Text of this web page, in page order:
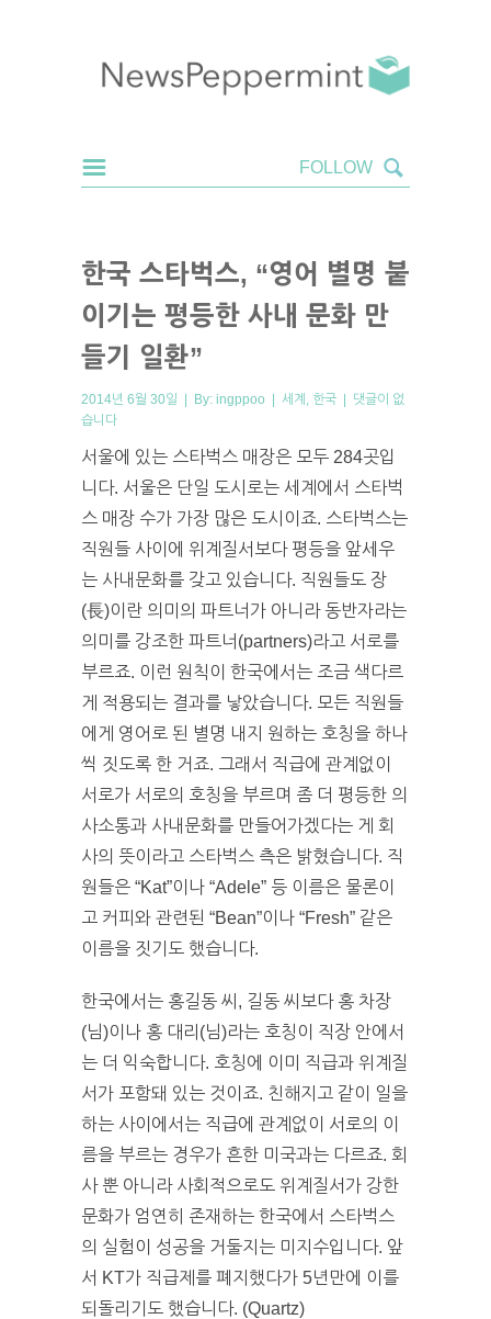
한국 스타벅스, “영어 별명 붙
이기는 평등한 사내 문화 만
들기 일환”
2014년 6월 30일 | By: ingppoo | 세계 한국 | 댓글이 없
습니다
서울에 있는 스타벅스 매장은 모두 284곳입
니다. 서울은 단일 도시로는 세계에서 스타벅
스 매장 수가 가장 많은 도시이죠. 스타벅스는
직원들 사이에 위계질서보다 평등을 앞세우
는 사내문화를 갖고 있습니다. 직원들도 장
(長)이란 의미의 파트너가 아니라 동반자라는
의미를 강조한 파트너(partners)라고 서로를
부르죠. 이런 원칙이 한국에서는 조금 색다르
게 적용되는 결과를 낳았습니다. 모든 직원들
에게 영어로 된 별명 내지 원하는 호칭을 하나
씩 짓도록 한 거죠. 그래서 직급에 관계없이
서로가 서로의 호칭을 부르며 좀 더 평등한 의
사소통과 사내문화를 만들어가겠다는 게 회
사의 뜻이라고 스타벅스 측은 밝혔습니다. 직
원들은 “Kat”이나 “Adele” 등 이름은 물론이
고 커피와 관련된 “Bean”이나 “Fresh” 같은
이름을 짓기도 했습니다.
한국에서는 홍길동 씨, 길동 씨보다 홍 차장
(님)이나 홍 대리(님)라는 호칭이 직장 안에서
는 더 익숙합니다. 호칭에 이미 직급과 위계질
서가 포함돼 있는 것이죠. 친해지고 같이 일을
하는 사이에서는 직급에 관계없이 서로의 이
름을 부르는 경우가 흔한 미국과는 다르죠. 회
사 뿐 아니라 사회적으로도 위계질서가 강한
문화가 엄연히 존재하는 한국에서 스타벅스
의 실험이 성공을 거둘지는 미지수입니다. 앞
서 KT가 직급제를 폐지했다가 5년만에 이를
되돌리기도 했습니다. (Quartz)